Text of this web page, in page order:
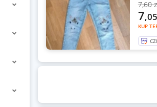
7,60
KUP
7,05